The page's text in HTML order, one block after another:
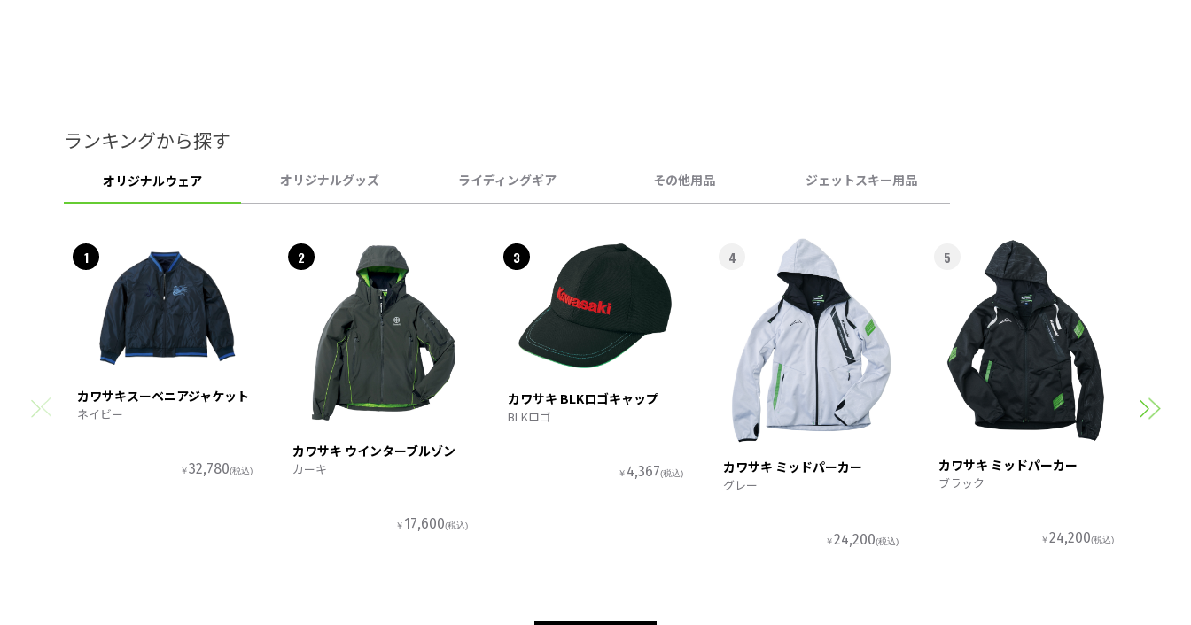
ランキングから探す
オリジナルウェア オリジナルグッズ ライディングギア その他用品 ジェットスキー用品
1
カワサキスーベニアジャケット
ネイビー
￥32,780(税込)
2
カワサキ ウインターブルゾン
カーキ
￥ 17,600(税込)
3
カワサキ BLKロゴキャップ
BLKロゴ
￥ 4,367(税込)
4
カワサキ ミッドパーカー
グレー
￥24,200(税込)
5
カワサキ ミッドパーカー
ブラック
￥24,200(税込)
スポ